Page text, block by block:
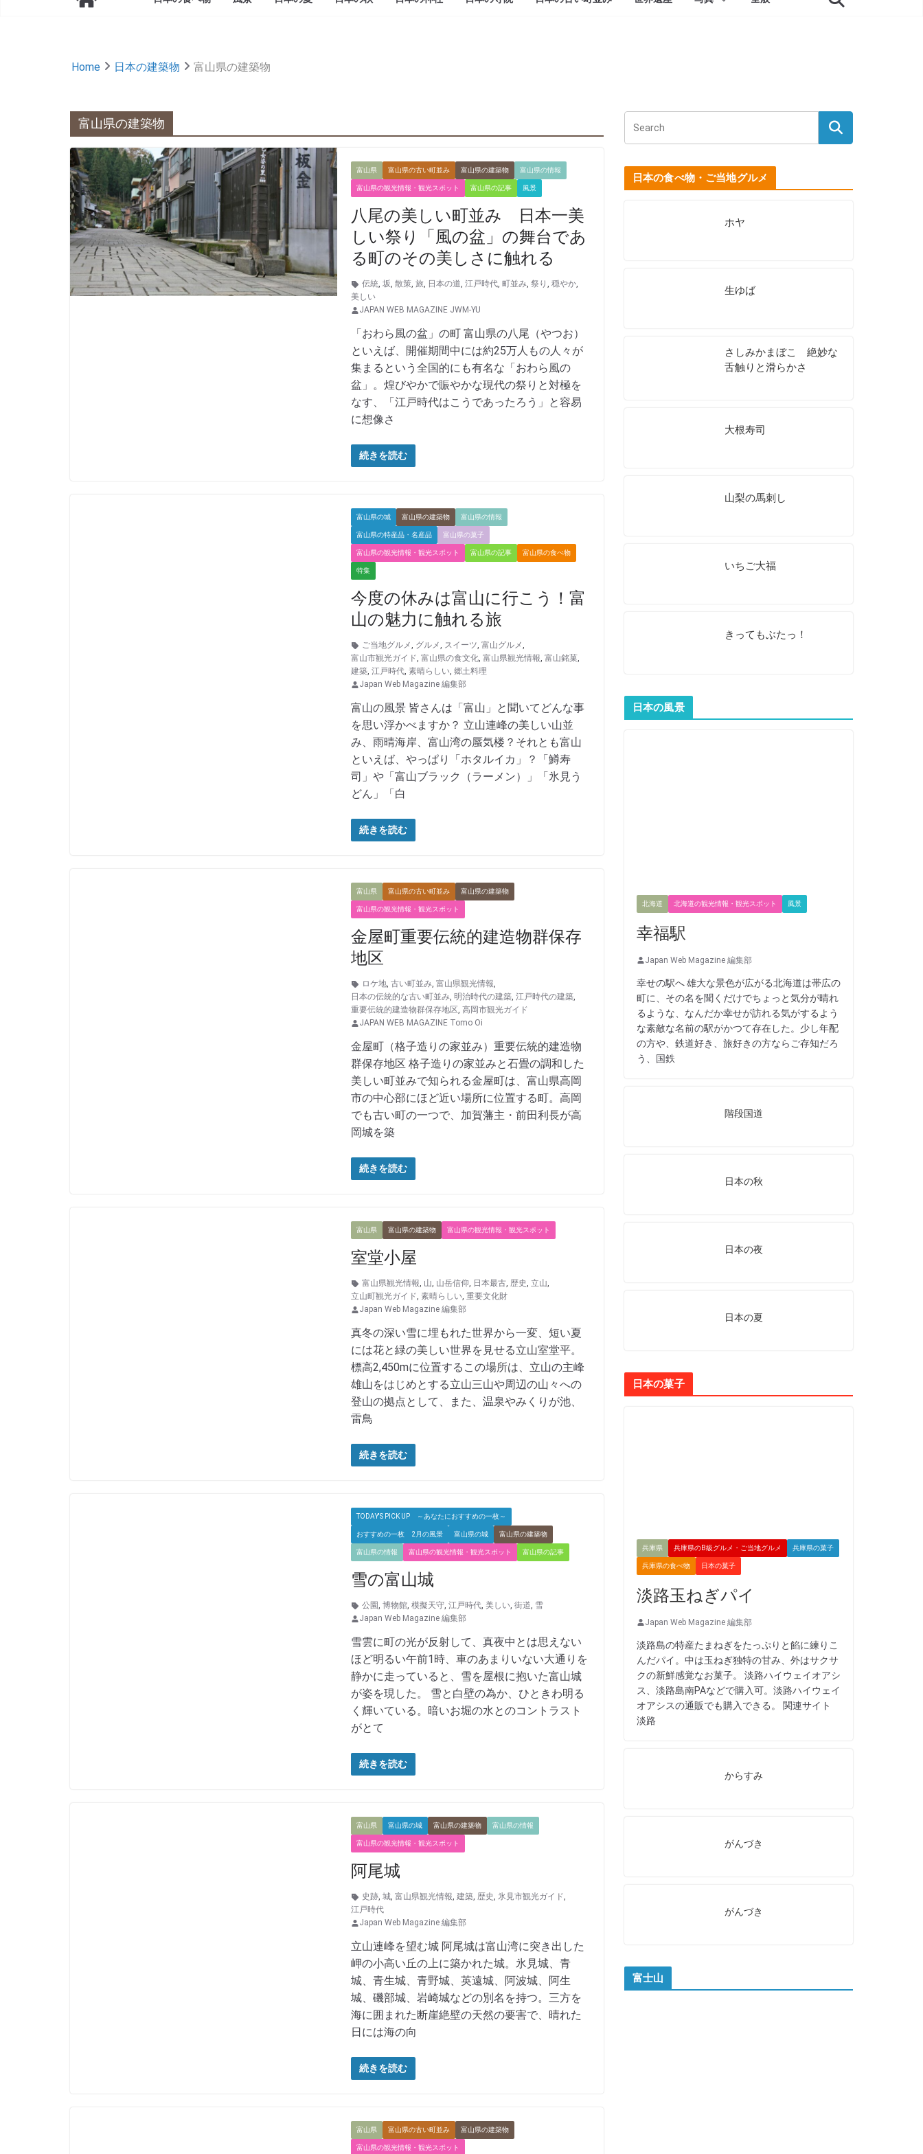
Home 日本の建築物 富山県の建築物
富山県の建築物
富山県 富山県の古い町並み 富山県の建築物 富山県の情報
富山県の観光情報・観光スポット 富山県の記事 風景
八尾の美しい町並み 日本一美
しい祭り「風の盆」の舞台であ
る町のその美しさに触れる
伝統, 坂, 散策, 旅, 日本の道, 江戸時代, 町並み, 祭り , 穏やか,
美しい
JAPAN WEB MAGAZINE JWM-YU
「おわら風の盆」の町 富山県の八尾（やつお）
といえば、開催期間中には約25万人もの人々が
集まるという全国的にも有名な「おわら風の
盆」。煌びやかで賑やかな現代の祭りと対極を
なす、「江戸時代はこうであったろう」と容易
に想像さ
続きを読む
富山県の城 富山県の建築物 富山県の情報
富山県の特産品・名産品 富山県の菓子
富山県の観光情報・観光スポット 富山県の記事 富山県の食べ物
特集
今度の休みは富山に行こう！富
山の魅力に触れる旅
ご当地グルメ, グルメ, スイーツ, 富山グルメ,
富山市観光ガイド, 富山県の食文化, 富山県観光情報, 富山銘菓,
建築, 江戸時代, 素晴らしい, 郷土料理
Japan Web Magazine 編集部
富山の風景 皆さんは「富山」と聞いてどんな事
を思い浮かべますか？ 立山連峰の美しい山並
み、雨晴海岸、富山湾の蜃気楼？それとも富山
といえば、やっぱり「ホタルイカ」？「鱒寿
司」や「富山ブラック（ラーメン）」「氷見う
どん」「白
続きを読む
富山県 富山県の古い町並み 富山県の建築物
富山県の観光情報・観光スポット
金屋町重要伝統的建造物群保存
地区
ロケ地, 古い町並み, 富山県観光情報,
日本の伝統的な古い町並み, 明治時代の建築, 江戸時代の建築,
重要伝統的建造物群保存地区, 高岡市観光ガイド
JAPAN WEB MAGAZINE Tomo Oi
金屋町（格子造りの家並み）重要伝統的建造物
群保存地区 格子造りの家並みと石畳の調和した
美しい町並みで知られる金屋町は、富山県高岡
市の中心部にほど近い場所に位置する町。高岡
でも古い町の一つで、加賀藩主・前田利長が高
岡城を築
続きを読む
富山県 富山県の建築物 富山県の観光情報・観光スポット
室堂小屋
富山県観光情報, 山, 山岳信仰, 日本最古, 歴史, 立山,
立山町観光ガイド, 素晴らしい, 重要文化財
Japan Web Magazine 編集部
真冬の深い雪に埋もれた世界から一変、短い夏
には花と緑の美しい世界を見せる立山室堂平。
標高2,450mに位置するこの場所は、立山の主峰
雄山をはじめとする立山三山や周辺の山々への
登山の拠点として、また、温泉やみくりが池、
雷鳥
続きを読む
TODAY'S PICK UP ～あなたにおすすめの一枚～
おすすめの一枚 2月の風景 富山県の城 富山県の建築物
富山県の情報 富山県の観光情報・観光スポット 富山県の記事
雪の富山城
公園, 博物館, 模擬天守, 江戸時代, 美しい, 街道, 雪
Japan Web Magazine 編集部
雪雲に町の光が反射して、真夜中とは思えない
ほど明るい午前1時、車のあまりいない大通りを
静かに走っていると、雪を屋根に抱いた富山城
が姿を現した。 雪と白壁の為か、ひときわ明る
く輝いている。暗いお堀の水とのコントラスト
がとて
続きを読む
富山県 富山県の城 富山県の建築物 富山県の情報
富山県の観光情報・観光スポット
阿尾城
史跡, 城, 富山県観光情報, 建築, 歴史, 氷見市観光ガイド,
江戸時代
Japan Web Magazine 編集部
立山連峰を望む城 阿尾城は富山湾に突き出した
岬の小高い丘の上に築かれた城。氷見城、青
城、青生城、青野城、英遠城、阿波城、阿生
城、磯部城、岩崎城などの別名を持つ。三方を
海に囲まれた断崖絶壁の天然の要害で、晴れた
日には海の向
続きを読む
富山県 富山県の古い町並み 富山県の建築物
富山県の観光情報・観光スポット
日本の食べ物・ご当地グルメ
ホヤ
生ゆば
さしみかまぼこ 絶妙な
舌触りと滑らかさ
大根寿司
山梨の馬刺し
いちご大福
きってもぶたっ！
日本の風景
北海道 北海道の観光情報・観光スポット 風景
幸福駅
Japan Web Magazine 編集部
幸せの駅へ 雄大な景色が広がる北海道は帯広の
町に、その名を聞くだけでちょっと気分が晴れ
るような、なんだか幸せが訪れる気がするよう
な素敵な名前の駅がかつて存在した。少し年配
の方や、鉄道好き、旅好きの方ならご存知だろ
う、国鉄
階段国道
日本の秋
日本の夜
日本の夏
日本の菓子
兵庫県 兵庫県のB級グルメ・ご当地グルメ 兵庫県の菓子
兵庫県の食べ物 日本の菓子
淡路玉ねぎパイ
Japan Web Magazine 編集部
淡路島の特産たまねぎをたっぷりと餡に練りこ
んだパイ。中は玉ねぎ独特の甘み、外はサクサ
クの新鮮感覚なお菓子。 淡路ハイウェイオアシ
ス、淡路島南PAなどで購入可。淡路ハイウェイ
オアシスの通販でも購入できる。 関連サイト
淡路
からすみ
がんづき
がんづき
富士山